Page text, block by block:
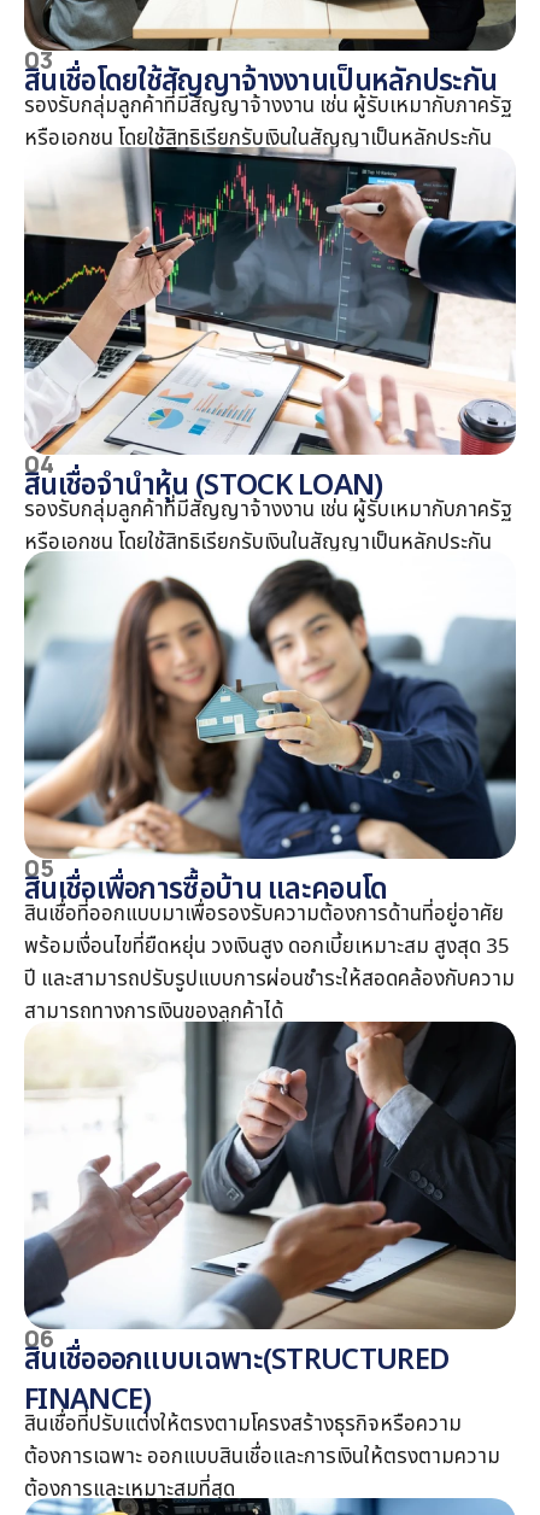
03
สินเชื่อโดยใช้สัญญาจ้างงานเป็นหลักประกัน
รองรับกลุ่มลูกค้าที่มีสัญญาจ้างงาน เช่น ผู้รับเหมากับภาครัฐ
หรือเอกชน โดยใช้สิทธิเรียกรับเงินในสัญญาเป็นหลักประกัน
04
สินเชื่อจำนำหุ้น (STOCK LOAN)
รองรับกลุ่มลูกค้าที่มีสัญญาจ้างงาน เช่น ผู้รับเหมากับภาครัฐ
หรือเอกชน โดยใช้สิทธิเรียกรับเงินในสัญญาเป็นหลักประกัน
05
สินเชื่อเพื่อการซื้อบ้าน และคอนโด
สินเชื่อที่ออกแบบมาเพื่อรองรับความต้องการด้านที่อยู่อาศัย
พร้อมเงื่อนไขที่ยืดหยุ่น วงเงินสูง ดอกเบี้ยเหมาะสม สูงสุด 35
ปี และสามารถปรับรูปแบบการผ่อนชำระให้สอดคล้องกับความ
สามารถทางการเงินของลูกค้าได้
06
สินเชื่อออกแบบเฉพาะ(STRUCTURED
FINANCE)
สินเชื่อที่ปรับแต่งให้ตรงตามโครงสร้างธุรกิจหรือความ
ต้องการเฉพาะ ออกแบบสินเชื่อและการเงินให้ตรงตามความ
ต้องการและเหมาะสมที่สุด